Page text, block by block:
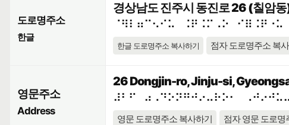
도로명주소
한글
경상남도 진주시 동진로 26 (칠암
한글 도로명주소 복사하기 점자 도로명주소 복
영문주소
Address
26 Dongjin-ro, Jinju-si,
영문 도로명주소 복사하기 점자 영문 도로명